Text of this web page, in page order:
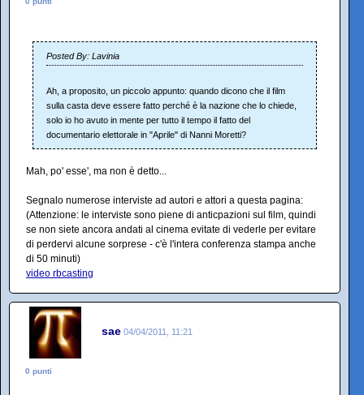
Posted By: Lavinia
Ah, a proposito, un piccolo appunto: quando dicono che il film
sulla casta deve essere fatto perché è la nazione che lo chiede,
solo io ho avuto in mente per tutto il tempo il fatto del
documentario elettorale in "Aprile" di Nanni Moretti?
Mah, po' esse', ma non è detto...
Segnalo numerose interviste ad autori e attori a questa pagina:
(Attenzione: le interviste sono piene di anticpazioni sul film, quindi
se non siete ancora andati al cinema evitate di vederle per evitare
di perdervi alcune sorprese - c'è l'intera conferenza stampa anche
di 50 minuti)
video rbcasting
sae 04/04/2011, 11:21
0 punti